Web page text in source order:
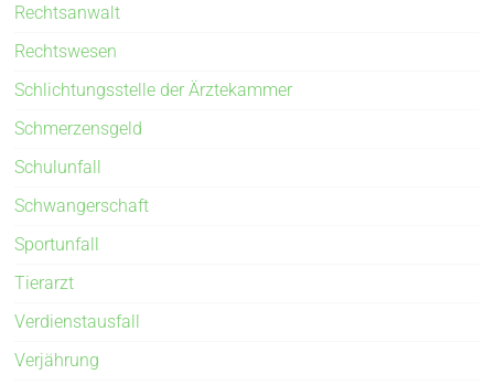
Rechtsanwalt
Rechtswesen
Schlichtungsstelle der Ärztekammer
Schmerzensgeld
Schulunfall
Schwangerschaft
Sportunfall
Tierarzt
Verdienstausfall
Verjährung